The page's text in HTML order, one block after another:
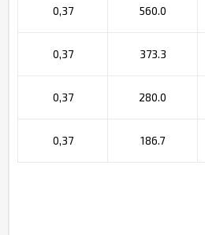
0,37 560.0
0,37 373.3
0,37 280.0
0,37 186.7